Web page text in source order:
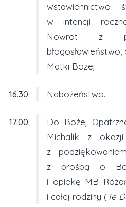
wstawiennictwo
w intencji
Nowrot z
Matki Bożej.
16.30 Nabożeństwo.
17.00
Do Bożej
Michalik z
z
z prośbą o
i opiekę MB
i całej rodziny (Te